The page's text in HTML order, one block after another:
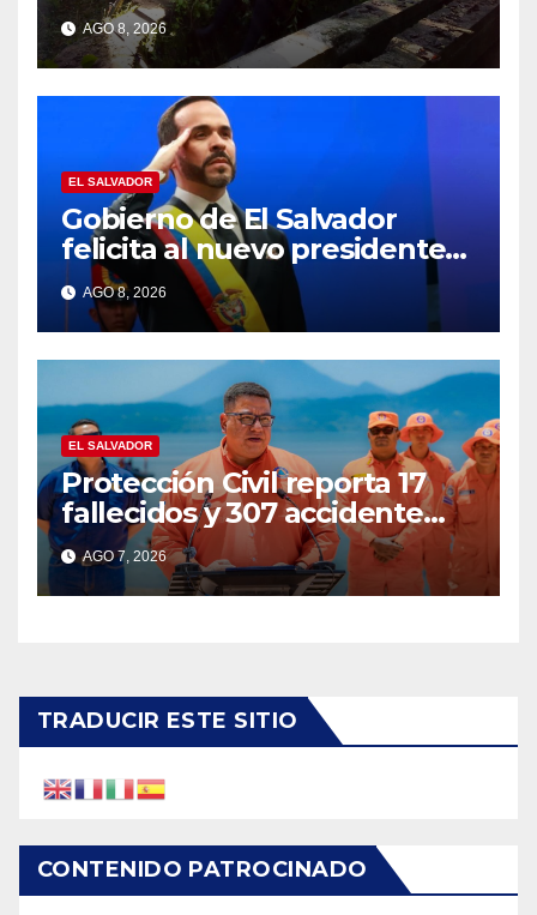
desaparecido en Santa Ana
AGO 8, 2026
EL SALVADOR
Gobierno de El Salvador
felicita al nuevo presidente
de Colombia Abelardo de la
Espriella
AGO 8, 2026
EL SALVADOR
Protección Civil reporta 17
fallecidos y 307 accidente
durante vacaciones
agostinas
AGO 7, 2026
TRADUCIR ESTE SITIO
CONTENIDO PATROCINADO